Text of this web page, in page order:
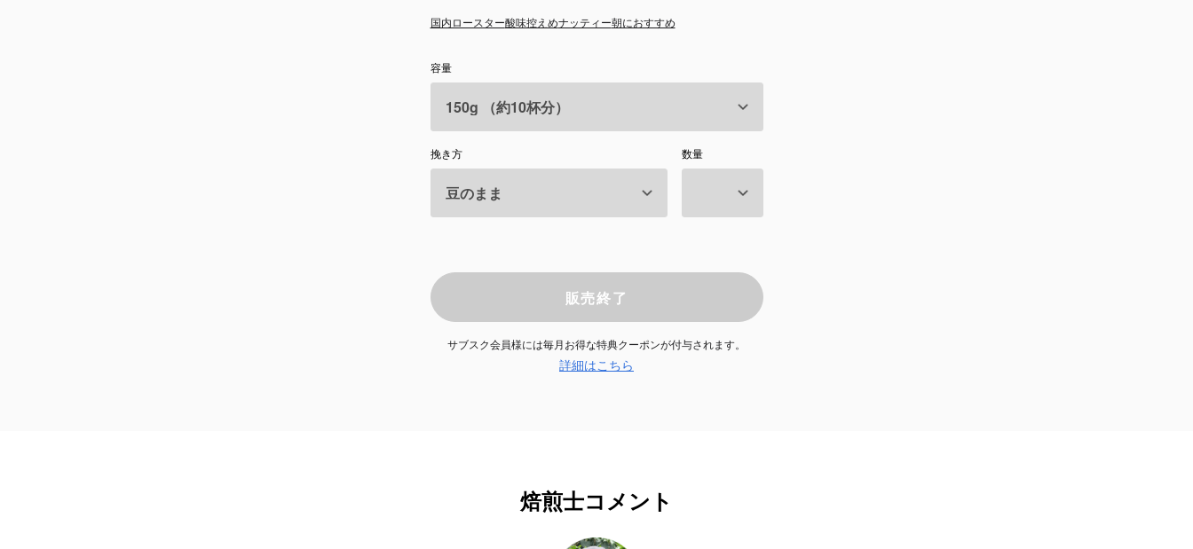
国内ロースター酸味控えめナッティー朝におすすめ
容量
挽き方 数量
販売終了
サブスク会員様には毎月お得な特典クーポンが付与されます。
詳細はこちら
焙煎士コメント